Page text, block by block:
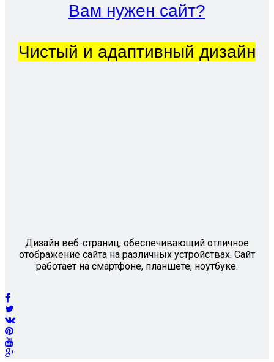
Вам нужен сайт?
Чистый и адаптивный дизайн
Дизайн веб-страниц, обеспечивающий отличное
отображение сайта на различных устройствах. Сайт
работает на смартфоне, планшете, ноутбуке.